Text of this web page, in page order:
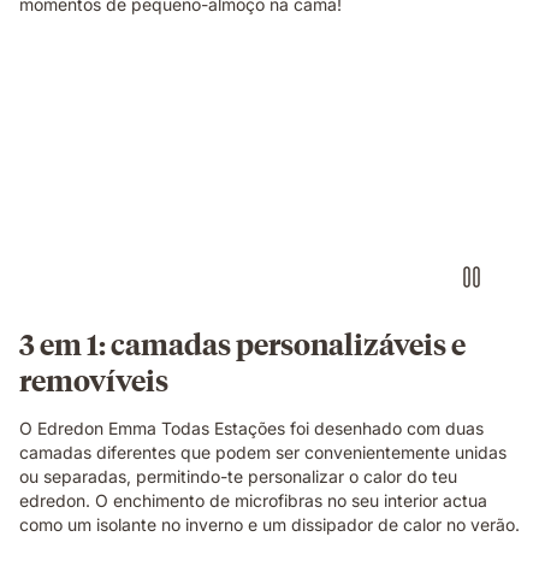
momentos de pequeno-almoço na cama!
3 em 1: camadas personalizáveis e
removíveis
O Edredon Emma Todas Estações foi desenhado com duas
camadas diferentes que podem ser convenientemente unidas
ou separadas, permitindo-te personalizar o calor do teu
edredon. O enchimento de microfibras no seu interior actua
como um isolante no inverno e um dissipador de calor no verão.